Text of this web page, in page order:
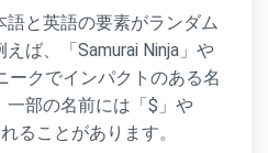
語と英語の要素がランダム
ば、「Samurai Ninja」や
ークでインパクトのある名
一部の名前には「$」や
ることがあります。